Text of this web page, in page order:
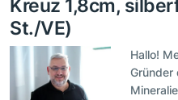
Kreuz 1,8cm,
St./VE)
Hallo!
Gründer